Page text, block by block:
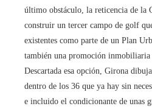
último obstáculo, la reticencia de la
construir un tercer campo de golf
existentes como parte de un Plan
también una promoción inmobiliaria
Descartada esa opción, Girona
dentro de los 36 que ya hay sin
e incluido el condicionante de unas